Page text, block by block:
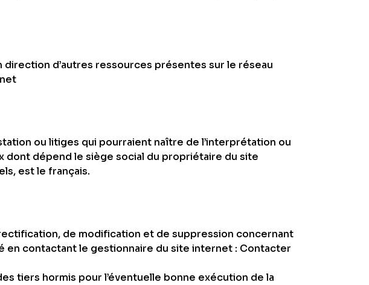
d’autres ressources présentes sur le réseau
ou litiges qui pourraient naître de l’interprétation ou
dont dépend le siège social du propriétaire du site
est le français.
de modification et de suppression concernant
contactant le gestionnaire du site internet : Contacter
tiers hormis pour l’éventuelle bonne exécution de la